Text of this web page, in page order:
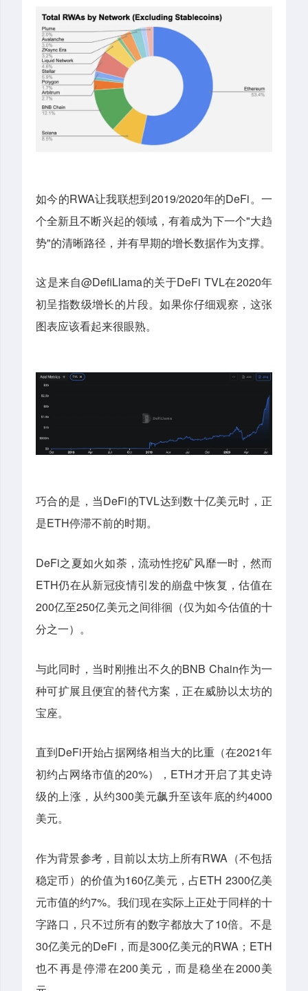
如今的RWA让我联想到2019/2020年的DeFi。一
个全新且不断兴起的领域，有着成为下一个"大趋
势"的清晰路径，并有早期的增长数据作为支撑。
这是来自@DefiLlama的关于DeFi TVL在2020年
初呈指数级增长的片段。如果你仔细观察，这张
图表应该看起来很眼熟。
巧合的是，当DeFi的TVL达到数十亿美元时，正
是ETH停滞不前的时期。
DeFi之夏如火如荼，流动性挖矿风靡一时，然而
ETH仍在从新冠疫情引发的崩盘中恢复，估值在
200亿至250亿美元之间徘徊（仅为如今估值的十
分之一）。
与此同时，当时刚推出不久的BNB Chain作为一
种可扩展且便宜的替代方案，正在威胁以太坊的
宝座。
直到DeFi开始占据网络相当大的比重（在2021年
初约占网络市值的20%），ETH才开启了其史诗
级的上涨，从约300美元飙升至该年底的约4000
美元。
作为背景参考，目前以太坊上所有RWA（不包括
稳定币）的价值为160亿美元，占ETH 2300亿美
元市值的约7%。我们现在实际上正处于同样的十
字路口，只不过所有的数字都放大了10倍。不是
30亿美元的DeFi，而是300亿美元的RWA；ETH
也不再是停滞在200美元，而是稳坐在2000美